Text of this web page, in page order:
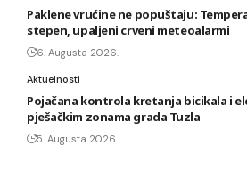
Paklene vrućine ne popuštaju:
stepen, upaljeni crveni meteoalarmi
6. Augusta 2026.
Aktuelnosti
Pojačana kontrola kretanja bicikala i
pješačkim zonama grada Tuzla
5. Augusta 2026.